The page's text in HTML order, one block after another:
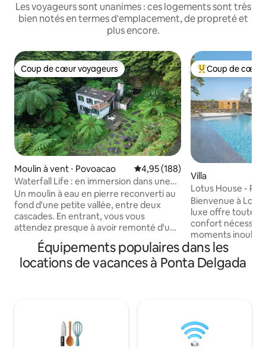
Les voyageurs sont unanimes : ces logements sont très
bien notés en termes d'emplacement, de propreté et
plus encore.
Coup de cœur voyageurs
Coup de cœur voyageurs
Moulin à vent ⋅ Povoacao Évaluation moyenne sur la
4,95 (188)
Waterfall Life : en immersion dans une
nature isolée
Un moulin à eau en pierre reconverti au
fond d'une petite vallée, entre deux
cascades. En entrant, vous vous
attendez presque à avoir remonté d'un
siècle. Le son ne s'arrête pas : il vous suit
pendant votre sommeil et c'est la
première chose que vous entendez le
de mètres derrière, vous rappelant que
la civilisation est toujours là, mais ici, vous
Coups de cœur
Coup de cœur
Villa
Lotus House -
près de la plage
Bienvenue à
luxe offre toutes
confort
moments
entre amis. Dans
vous dans notre
notre jacuzzi, ou
toute l'île. En
50 mètres et le
Équipements populaires dans les
locations de vacances à Ponta Delgada